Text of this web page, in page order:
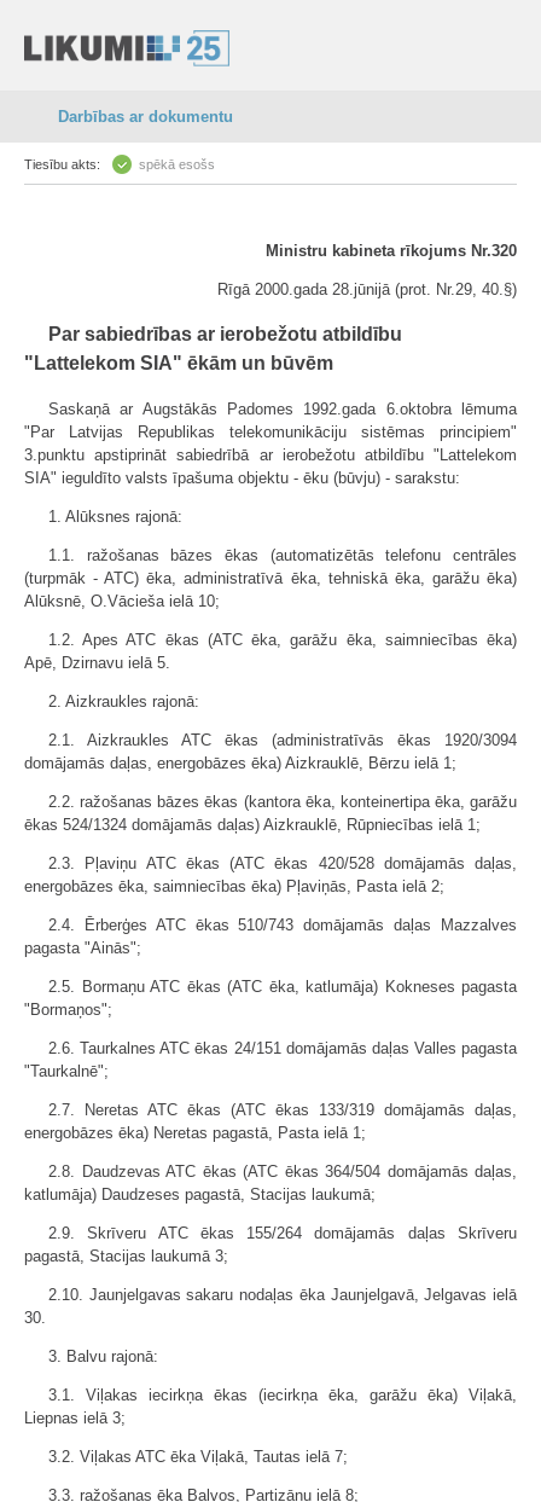
Darbības ar dokumentu
Tiesību akts: spēkā esošs
Ministru kabineta rīkojums Nr.320
Rīgā 2000.gada 28.jūnijā (prot. Nr.29, 40.§)
Par sabiedrības ar ierobežotu atbildību
"Lattelekom SIA" ēkām un būvēm
Saskaņā ar Augstākās Padomes 1992.gada 6.oktobra lēmuma
"Par Latvijas Republikas telekomunikāciju sistēmas principiem"
3.punktu apstiprināt sabiedrībā ar ierobežotu atbildību "Lattelekom
SIA" ieguldīto valsts īpašuma objektu - ēku (būvju) - sarakstu:
1. Alūksnes rajonā:
1.1. ražošanas bāzes ēkas (automatizētās telefonu centrāles
(turpmāk - ATC) ēka, administratīvā ēka, tehniskā ēka, garāžu ēka)
Alūksnē, O.Vācieša ielā 10;
1.2. Apes ATC ēkas (ATC ēka, garāžu ēka, saimniecības ēka)
Apē, Dzirnavu ielā 5.
2. Aizkraukles rajonā:
2.1. Aizkraukles ATC ēkas (administratīvās ēkas 1920/3094
domājamās daļas, energobāzes ēka) Aizkrauklē, Bērzu ielā 1;
2.2. ražošanas bāzes ēkas (kantora ēka, konteinertipa ēka, garāžu
ēkas 524/1324 domājamās daļas) Aizkrauklē, Rūpniecības ielā 1;
2.3. Pļaviņu ATC ēkas (ATC ēkas 420/528 domājamās daļas,
energobāzes ēka, saimniecības ēka) Pļaviņās, Pasta ielā 2;
2.4. Ērberģes ATC ēkas 510/743 domājamās daļas Mazzalves
pagasta "Ainās";
2.5. Bormaņu ATC ēkas (ATC ēka, katlumāja) Kokneses pagasta
"Bormaņos";
2.6. Taurkalnes ATC ēkas 24/151 domājamās daļas Valles pagasta
"Taurkalnē";
2.7. Neretas ATC ēkas (ATC ēkas 133/319 domājamās daļas,
energobāzes ēka) Neretas pagastā, Pasta ielā 1;
2.8. Daudzevas ATC ēkas (ATC ēkas 364/504 domājamās daļas,
katlumāja) Daudzeses pagastā, Stacijas laukumā;
2.9. Skrīveru ATC ēkas 155/264 domājamās daļas Skrīveru
pagastā, Stacijas laukumā 3;
2.10. Jaunjelgavas sakaru nodaļas ēka Jaunjelgavā, Jelgavas ielā
30.
3. Balvu rajonā:
3.1. Viļakas iecirkņa ēkas (iecirkņa ēka, garāžu ēka) Viļakā,
Liepnas ielā 3;
3.2. Viļakas ATC ēka Viļakā, Tautas ielā 7;
3.3. ražošanas ēka Balvos, Partizānu ielā 8;